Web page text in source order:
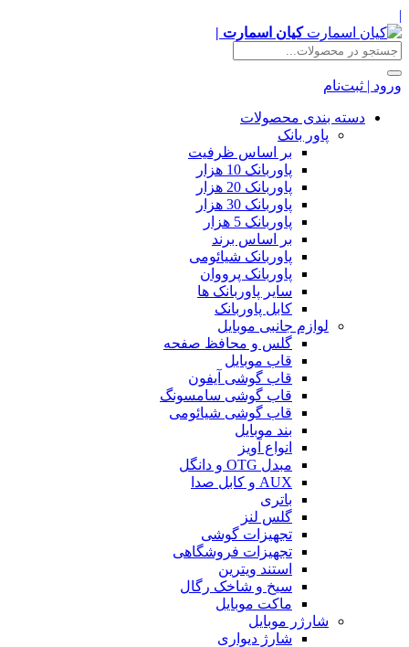
|
کیان اسمارت |
ورود | ثبت‌نام
دسته بندی محصولات
پاور بانک
بر اساس ظرفیت
پاوربانک 10 هزار
پاوربانک 20 هزار
پاوربانک 30 هزار
پاوربانک 5 هزار
بر اساس برند
پاوربانک شیائومی
پاوربانک پرووان
سایر پاوربانک ها
کابل پاوربانک
لوازم جانبی موبایل
گلس و محافظ صفحه
قاب موبایل
قاب گوشی آیفون
قاب گوشی سامسونگ
قاب گوشی شیائومی
بند موبایل
انواع آویز
مبدل OTG و دانگل
AUX و کابل صدا
باتری
گلس لنز
تجهیزات گوشی
تجهیزات فروشگاهی
استند ویترین
سیخ و شاخک رگال
ماکت موبایل
شارژر موبایل
شارژ دیواری